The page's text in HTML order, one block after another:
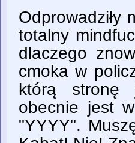
Odprowadziły
totalny
dlaczego
cmoka w
którą stronę
obecnie jest
"YYYY".